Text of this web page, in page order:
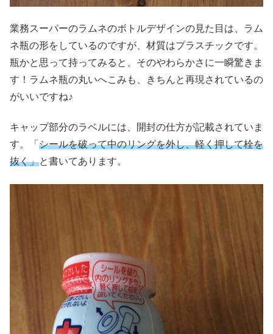
業務スーパーのラムネのボトルデザインの見た目は、ラム
ネ瓶の形をしているのですが、材質はプラスチックです。
瓶かと思って持ってみると、そのやわらかさに一瞬驚きま
す！ラムネ瓶の丸いへこみも、きちんと再現されているの
がいいですね♪
キャップ部分のラベルには、開封の仕方が記載されていま
す。「 シールを破って中のリングを外し、軽く押して栓を
抜く」と書いてあります。